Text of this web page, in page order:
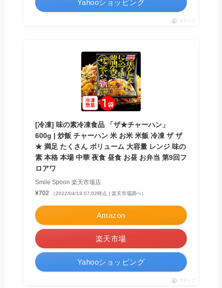
Yahooショッピング
ポチップ
[冷凍] 味の素冷凍食品 「ザ★チャーハン」
600g | 炒飯 チャーハン 米 お米 米飯 冷凍 ザ ザ
★ 満足 たくさん ボリューム 大容量 レンジ 味の
素 本格 本場 中華 夜食 昼食 お昼 お弁当 第9回フ
ロアワ
Smile Spoon 楽天市場店
¥702
（2022/04/19 07:02時点 | 楽天市場調べ）
Amazon
楽天市場
Yahooショッピング
ポチップ